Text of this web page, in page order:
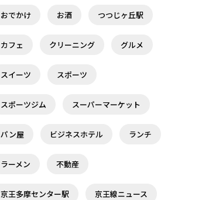
おでかけ お酒 つつじヶ丘駅
カフェ クリーニング グルメ
スイーツ スポーツ
スポーツジム スーパーマーケット
パン屋 ビジネスホテル ランチ
ラーメン 不動産
京王多摩センター駅 京王線ニュース